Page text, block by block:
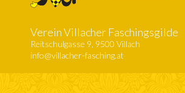
Verein Villacher Faschingsgilde
Reitschulgasse 9, 9500 Villach
info@villacher-fasching.at